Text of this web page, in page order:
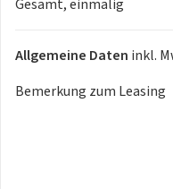
✅ Ihre Vorteile als
✔️ Umweltbonus /
Fahrzeugen
✔️ 620 km Reichweite –
✔️ 800V-Ladetechnik –
✔️ 7 Sitzplätze – flexibel
Gesamt, einmalig
Allgemeine Daten inkl.
Bemerkung zum Leasing